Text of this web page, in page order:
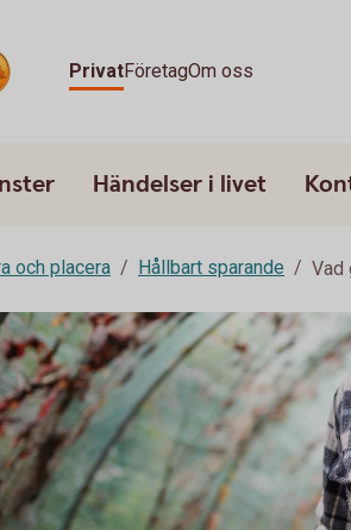
PrivatFöretagOm oss
Händelser i livet
och placera Hållbart sparande Vad